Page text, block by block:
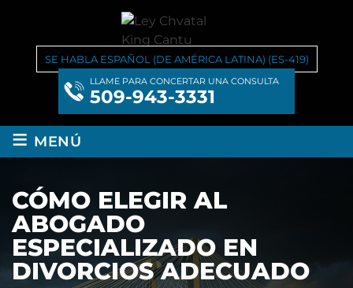
SE HABLA ESPAÑOL (DE AMÉRICA LATINA) (ES-419)
LLAME PARA CONCERTAR UNA CONSULTA
509-943-3331
≡ MENÚ
CÓMO ELEGIR AL
ABOGADO
ESPECIALIZADO EN
DIVORCIOS ADECUADO